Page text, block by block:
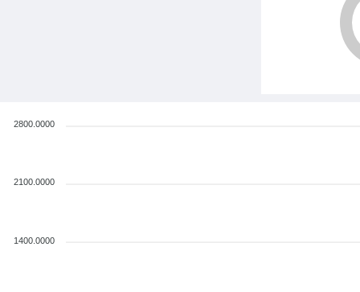
2800.0000
2100.0000
1400.0000